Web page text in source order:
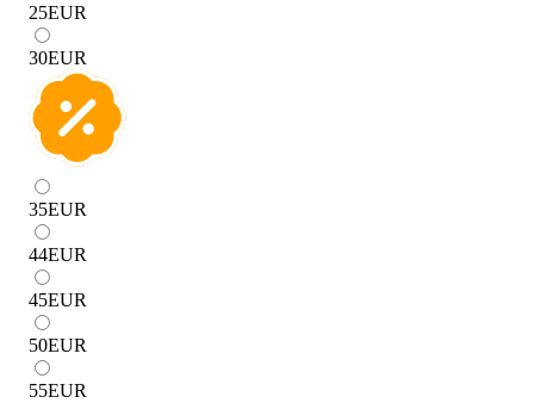
25EUR
30EUR
35EUR
44EUR
45EUR
50EUR
55EUR